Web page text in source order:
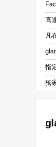
高
凡
指
獨